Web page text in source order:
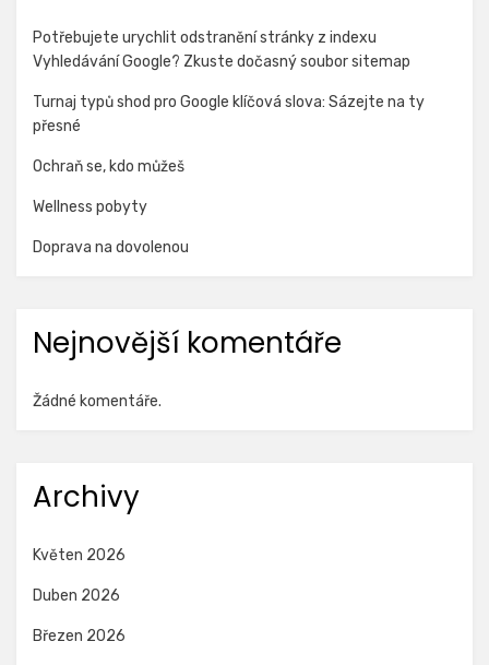
Potřebujete urychlit odstranění stránky z indexu
Vyhledávání Google? Zkuste dočasný soubor sitemap
Turnaj typů shod pro Google klíčová slova: Sázejte na ty
přesné
Ochraň se, kdo můžeš
Wellness pobyty
Doprava na dovolenou
Nejnovější komentáře
Žádné komentáře.
Archivy
Květen 2026
Duben 2026
Březen 2026